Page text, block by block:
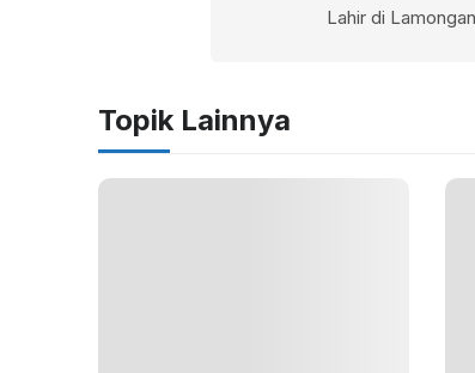
Lahir di
Topik Lainnya